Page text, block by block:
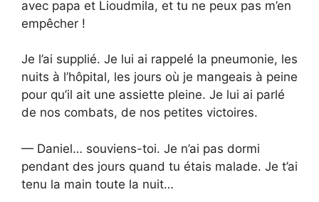
avec papa et Lioudmila, et tu ne peux pas m’en
empêcher !
Je l’ai supplié. Je lui ai rappelé la pneumonie, les
nuits à l’hôpital, les jours où je mangeais à peine
pour qu’il ait une assiette pleine. Je lui ai parlé
de nos combats, de nos petites victoires.
— Daniel… souviens-toi. Je n’ai pas dormi
pendant des jours quand tu étais malade. Je t’ai
tenu la main toute la nuit…